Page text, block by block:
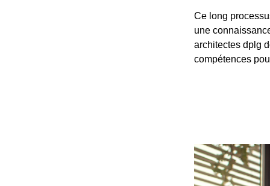
Ce long
une
architectes dplg
compétences